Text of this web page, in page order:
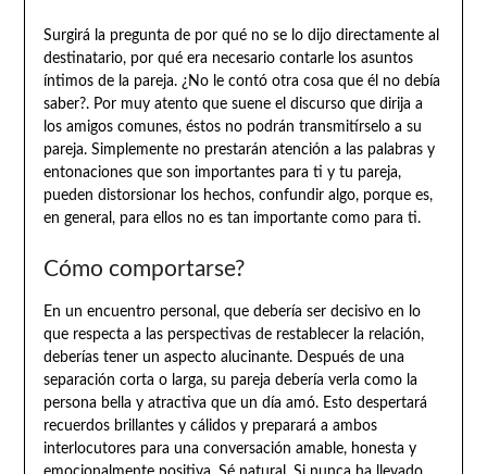
Surgirá la pregunta de por qué no se lo dijo directamente al
destinatario, por qué era necesario contarle los asuntos
íntimos de la pareja. ¿No le contó otra cosa que él no debía
saber?. Por muy atento que suene el discurso que dirija a
los amigos comunes, éstos no podrán transmitírselo a su
pareja. Simplemente no prestarán atención a las palabras y
entonaciones que son importantes para ti y tu pareja,
pueden distorsionar los hechos, confundir algo, porque es,
en general, para ellos no es tan importante como para ti.
Cómo comportarse?
En un encuentro personal, que debería ser decisivo en lo
que respecta a las perspectivas de restablecer la relación,
deberías tener un aspecto alucinante. Después de una
separación corta o larga, su pareja debería verla como la
persona bella y atractiva que un día amó. Esto despertará
recuerdos brillantes y cálidos y preparará a ambos
interlocutores para una conversación amable, honesta y